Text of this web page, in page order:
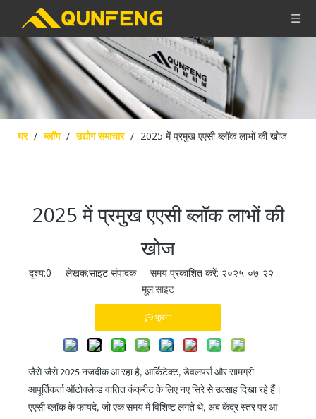
घर / ब्लॉग / उद्योग समाचार / 2025 में प्रमुख एएसी ब्लॉक लाभों की खोज
2025 में प्रमुख एएसी ब्लॉक लाभों की
खोज
दृश्य:0 लेखक:साइट संपादक समय प्रकाशित करें: २०२५-०७-२२
मूल:साइट
पूछना
जैसे-जैसे 2025 नजदीक आ रहा है, आर्किटेक्ट, डेवलपर्स और सामग्री
आपूर्तिकर्ता ऑटोक्लेव्ड वातित कंक्रीट के लिए नए सिरे से उत्साह दिखा रहे हैं।
एएसी ब्लॉक के फायदे, जो एक समय में विशिष्ट लगते थे, अब केंद्र स्तर पर आ